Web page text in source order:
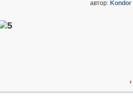
автор: Kondor